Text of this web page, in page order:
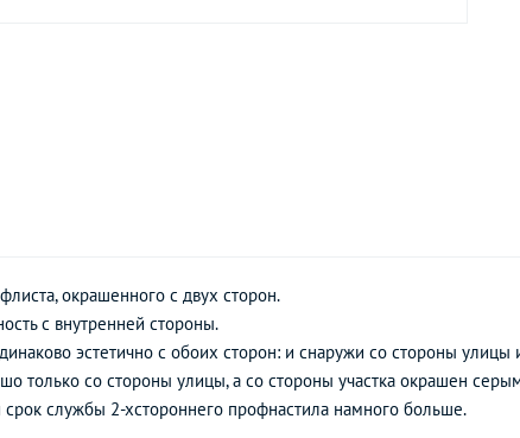
окрашенного с двух сторон.
с внутренней стороны.
эстетично с обоих сторон: и снаружи со стороны улицы
только со стороны улицы, а со стороны участка окрашен
службы 2-хстороннего профнастила намного больше.